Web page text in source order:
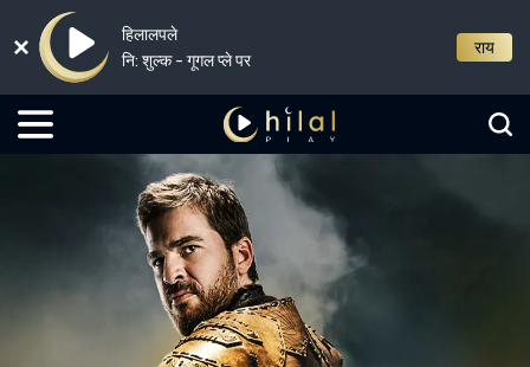
हिलालपले
नि: शुल्क - गूगल प्ले पर
राय